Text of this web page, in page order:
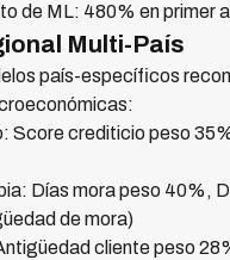
de ML: 480% en primer
Multi-País
país-específicos
Score crediticio peso
Días mora peso 40%,
de mora)
cliente peso